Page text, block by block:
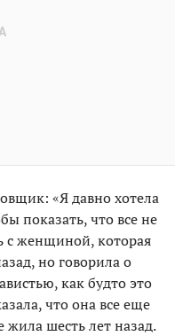
«Я давно хотела
показать, что все не
с женщиной, которая
но говорила о
как будто это
что она все еще
жила шесть лет назад.